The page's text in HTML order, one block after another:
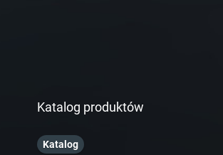
Katalog produktów
Katalog